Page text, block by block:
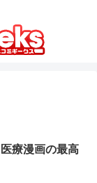
療漫画の最高